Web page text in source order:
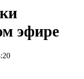
эфире